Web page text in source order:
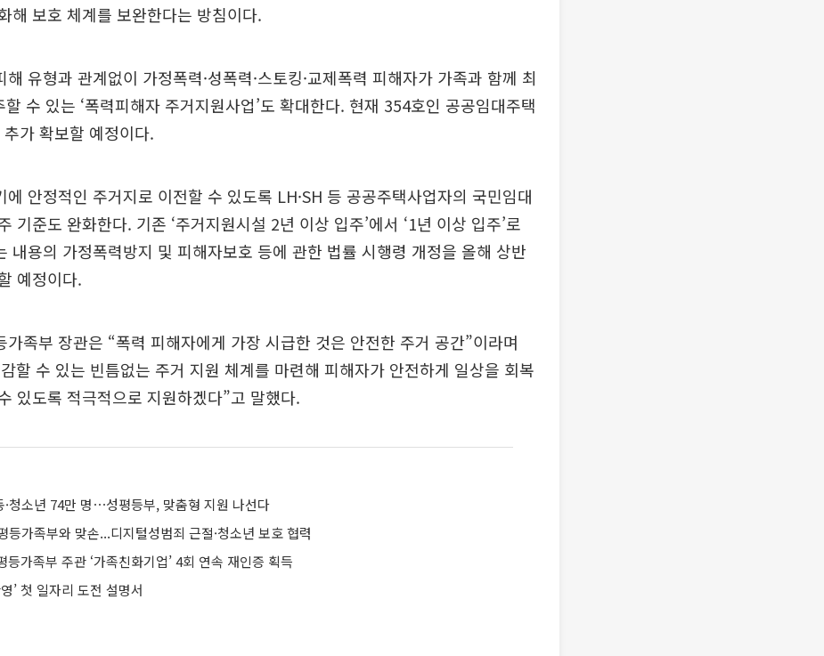
해 보호 체계를 보완한다는 방침이다.
해 유형과 관계없이 가정폭력·성폭력·스토킹·교제폭력 피해자가 가족과 함께 최
수 있는 ‘폭력피해자 주거지원사업’도 확대한다. 현재 354호인 공공임대주택
가 확보할 예정이다.
에 안정적인 주거지로 이전할 수 있도록 LH·SH 등 공공주택사업자의 국민임대
기준도 완화한다. 기존 ‘주거지원시설 2년 이상 입주’에서 ‘1년 이상 입주’로
내용의 가정폭력방지 및 피해자보호 등에 관한 법률 시행령 개정을 올해 상반
예정이다.
가족부 장관은 “폭력 피해자에게 가장 시급한 것은 안전한 주거 공간”이라며
할 수 있는 빈틈없는 주거 지원 체계를 마련해 피해자가 안전하게 일상을 회복
있도록 적극적으로 지원하겠다”고 말했다.
·청소년 74만 명⋯성평등부, 맞춤형 지원 나선다
등가족부와 맞손...디지털성범죄 근절·청소년 보호 협력
등가족부 주관 ‘가족친화기업’ 4회 연속 재인증 획득
’ 첫 일자리 도전 설명서